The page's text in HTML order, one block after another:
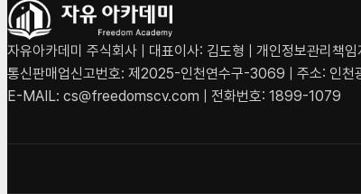
자유아카데미 주식회사 | 대표이사: 김도형 | 개인정보관리
통신판매업신고번호: 제2025-인천연수구-3069 | 주소: 인천
E-MAIL: cs@freedomscv.com | 전화번호: 1899-1079